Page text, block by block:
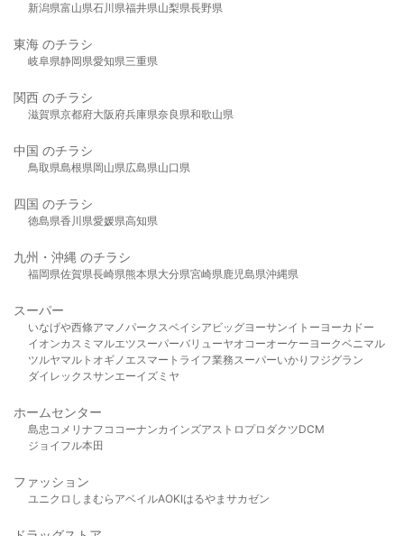
新潟県富山県石川県福井県山梨県長野県
東海 のチラシ
岐阜県静岡県愛知県三重県
関西 のチラシ
滋賀県京都府大阪府兵庫県奈良県和歌山県
中国 のチラシ
鳥取県島根県岡山県広島県山口県
四国 のチラシ
徳島県香川県愛媛県高知県
九州・沖縄 のチラシ
福岡県佐賀県長崎県熊本県大分県宮崎県鹿児島県沖縄県
スーパー
いなげや西條アマノパークスベイシア ビッグヨーサンイトーヨーカドー
イオンカスミ マルエツスーパーバリューヤオコーオーケー ヨークベニマル
ツルヤマルト オギノ エスマート ライフ業務スーパーいかり フジグラン
ダイレックスサンエーイズミヤ
ホームセンター
島忠 コメリ ナフコ コーナンカインズアストロプロダクツDCM
ジョイフル本田
ファッション
ユニクロ しまむら アベイルAOKIはるやま サカゼン